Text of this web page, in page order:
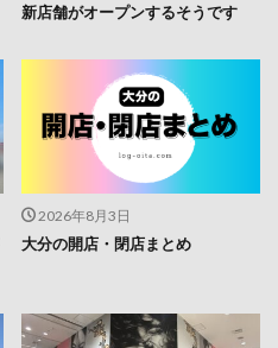
新店舗がオープンするそうです
2026年8月3日
大分の開店・閉店まとめ